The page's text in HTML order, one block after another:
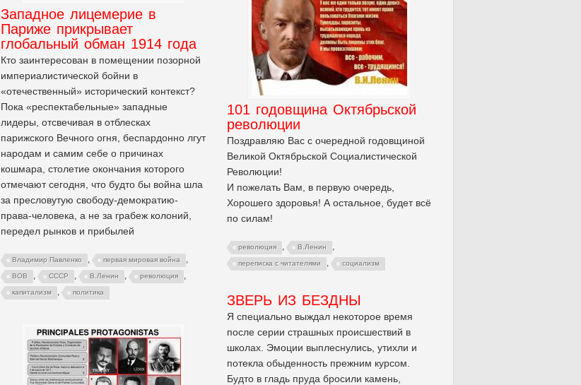
Западное лицемерие в
Париже прикрывает
глобальный обман 1914 года
Кто заинтересован в помещении позорной
империалистической бойни в
«отечественный» исторический контекст?
Пока «респектабельные» западные
лидеры, отсвечивая в отблесках
парижского Вечного огня, беспардонно лгут
народам и самим себе о причинах
кошмара, столетие окончания которого
отмечают сегодня, что будто бы война шла
за пресловутую свободу-демократию-
права-человека, а не за грабеж колоний,
передел рынков и прибылей
Владимир Павленко , первая мировая война ,
ВОВ , СССР , В.Ленин , революция ,
капитализм , политика
101 годовщина Октябрьской
революции
Поздравляю Вас с очередной годовщиной
Великой Октябрьской Социалистической
Революции!
И пожелать Вам, в первую очередь,
Хорошего здоровья! А остальное, будет всё
по силам!
революция , В.Ленин ,
переписка с читателями , социализм
ЗВЕРЬ ИЗ БЕЗДНЫ
Я специально выждал некоторое время
после серии страшных происшествий в
школах. Эмоции выплеснулись, утихли и
потекла обыденность прежним курсом.
Будто в гладь пруда бросили камень,